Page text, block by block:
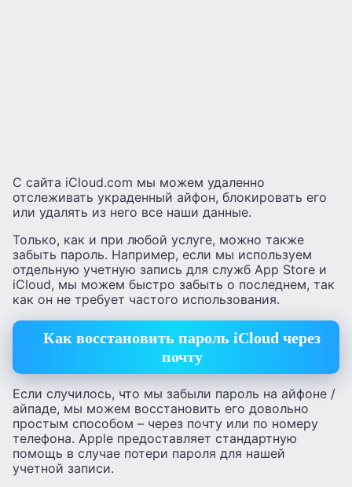
С сайта iCloud.com мы можем удаленно
отслеживать украденный айфон, блокировать его
или удалять из него все наши данные.
Только, как и при любой услуге, можно также
забыть пароль. Например, если мы используем
отдельную учетную запись для служб App Store и
iCloud, мы можем быстро забыть о последнем, так
как он не требует частого использования.
Как восстановить пароль iCloud через
почту
Если случилось, что мы забыли пароль на айфоне /
айпаде, мы можем восстановить его довольно
простым способом – через почту или по номеру
телефона. Apple предоставляет стандартную
помощь в случае потери пароля для нашей
учетной записи.